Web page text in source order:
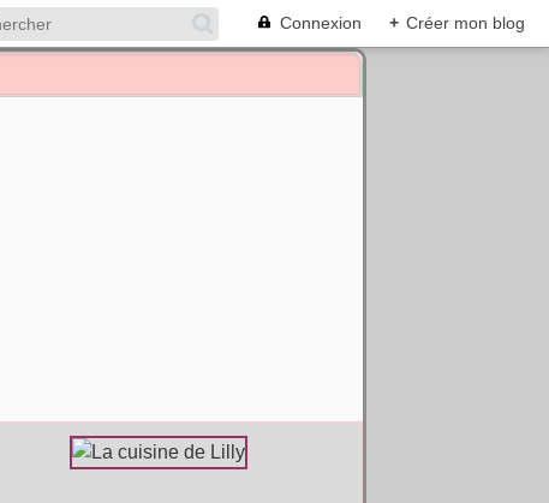
Connexion + Créer mon blog